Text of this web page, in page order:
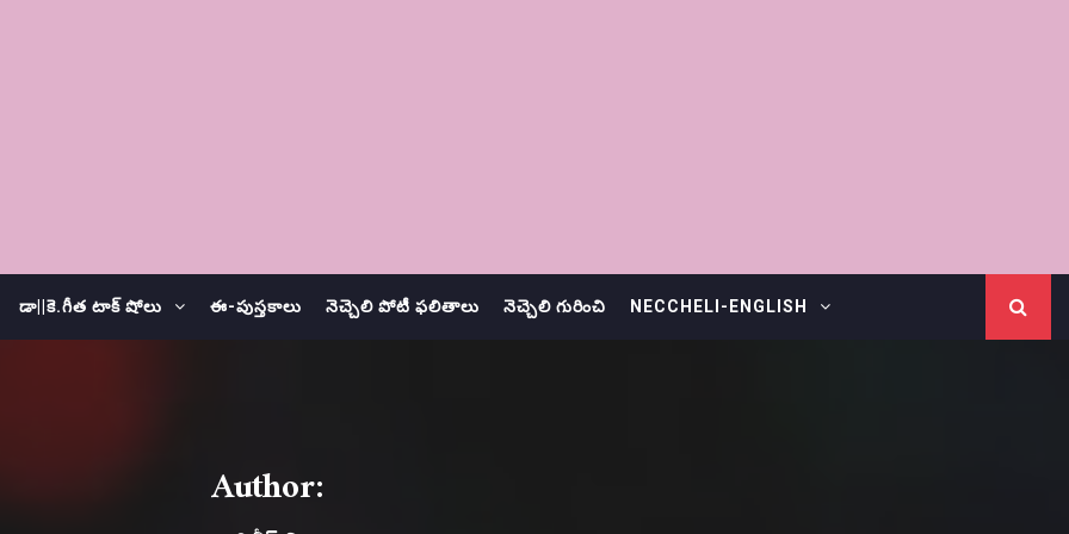
డా||కె.గీత టాక్ షోలు ఈ-పుస్తకాలు నెచ్చెలి పోటీ ఫలితాలు నెచ్చెలి గురించి NECCHELI-ENGLISH
Author: